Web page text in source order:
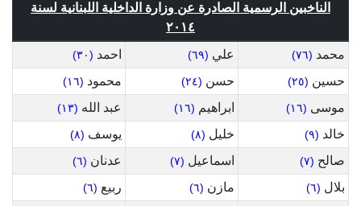
الناخبين الرسمية الصادرة عن وزارة الداخلية اللبنانية لسنة
٢٠١٤
محمد (٧٦) علي (٦٩) احمد (٣٠)
حسين (٢٥) حسن (٢٤) محمود (١٦)
موسى (١٦) ابراهيم (١٦) عبد الله (١٣)
خالد (٩) خليل (٨) يوسف (٨)
صالح (٧) اسماعيل (٧) عدنان (٦)
بلال (٦) مازن (٦) ربيع (٦)